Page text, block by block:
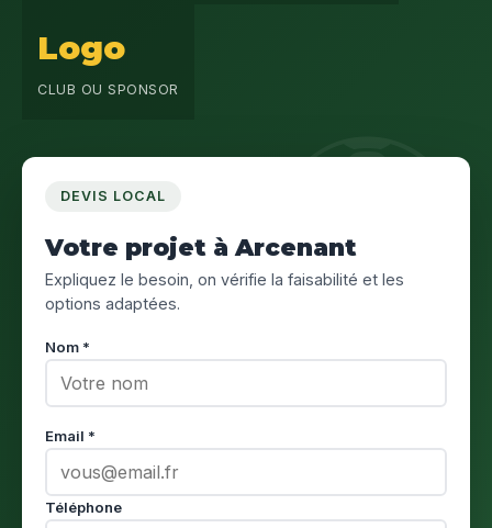
Logo
CLUB OU SPONSOR
DEVIS LOCAL
Votre projet à Arcenant
Expliquez le besoin, on vérifie la faisabilité et les
options adaptées.
Nom *
Email *
Téléphone